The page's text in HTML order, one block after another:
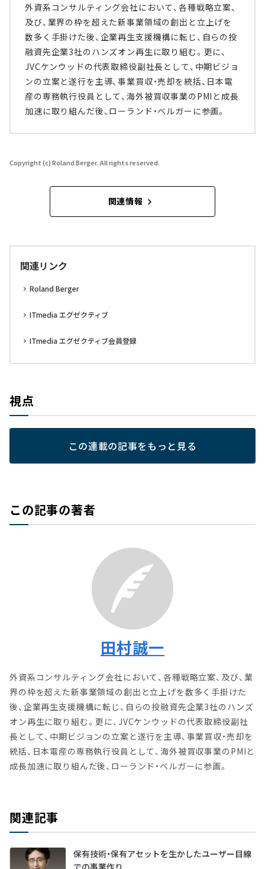
外資系コンサルティング会社において、各種戦略立案、
及び、業界の枠を超えた新事業領域の創出と立上げを
数多く手掛けた後、企業再生支援機構に転じ、自らの投
融資先企業3社のハンズオン再生に取り組む。更に、
JVCケンウッドの代表取締役副社長として、中期ビジョ
ンの立案と遂行を主導、事業買収・売却を統括、日本電
産の専務執行役員として、海外被買収事業のPMIと成長
加速に取り組んだ後、ローランド・ベルガーに参画。
Copyright (c) Roland Berger. All rights reserved.
関連情報
関連リンク
Roland Berger
ITmedia エグゼクティブ
ITmedia エグゼクティブ会員登録
視点
この連載の記事をもっと見る
この記事の著者
田村誠一
外資系コンサルティング会社において、各種戦略立案、及び、業
界の枠を超えた新事業領域の創出と立上げを数多く手掛けた
後、企業再生支援機構に転じ、自らの投融資先企業3社のハンズ
オン再生に取り組む。更に、JVCケンウッドの代表取締役副社
長として、中期ビジョンの立案と遂行を主導、事業買収・売却を
統括、日本電産の専務執行役員として、海外被買収事業のPMIと
成長加速に取り組んだ後、ローランド・ベルガーに参画。
関連記事
保有技術・保有アセットを生かしたユーザー目線
での事業作り